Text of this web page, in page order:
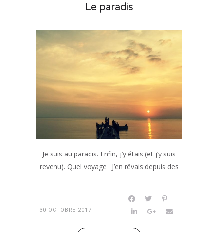
Le paradis
Je suis au paradis. Enfin, j’y étais (et j’y suis
revenu). Quel voyage ! J’en rêvais depuis des
30 OCTOBRE 2017